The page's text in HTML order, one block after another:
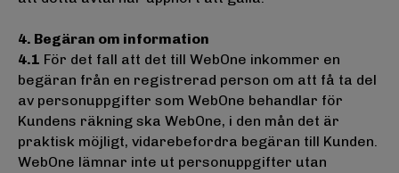
4. Begäran om information
4.1 För det fall att det till WebOne inkommer en
begäran från en registrerad person om att få ta del
av personuppgifter som WebOne behandlar för
Kundens räkning ska WebOne, i den mån det är
praktisk möjligt, vidarebefordra begäran till Kunden.
WebOne lämnar inte ut personuppgifter utan